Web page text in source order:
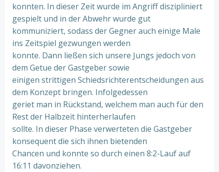
konnten. In dieser Zeit wurde im Angriff diszipliniert
gespielt und in der Abwehr wurde gut
kommuniziert, sodass der Gegner auch einige Male
ins Zeitspiel gezwungen werden
konnte. Dann ließen sich unsere Jungs jedoch von
dem Getue der Gastgeber sowie
einigen strittigen Schiedsrichterentscheidungen aus
dem Konzept bringen. Infolgedessen
geriet man in Rückstand, welchem man auch für den
Rest der Halbzeit hinterherlaufen
sollte. In dieser Phase verwerteten die Gastgeber
konsequent die sich ihnen bietenden
Chancen und konnte so durch einen 8:2-Lauf auf
16:11 davonziehen.